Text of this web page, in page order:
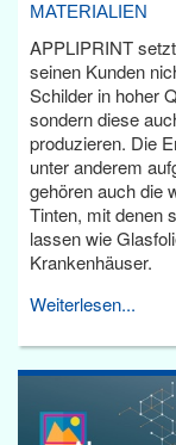
MATERIALIEN
APPLIPRINT
seinen Kunden
Schilder in hoher
sondern diese
produzieren. Die
unter anderem
gehören auch die
Tinten, mit denen
lassen wie
Krankenhäuser.
Weiterlesen...